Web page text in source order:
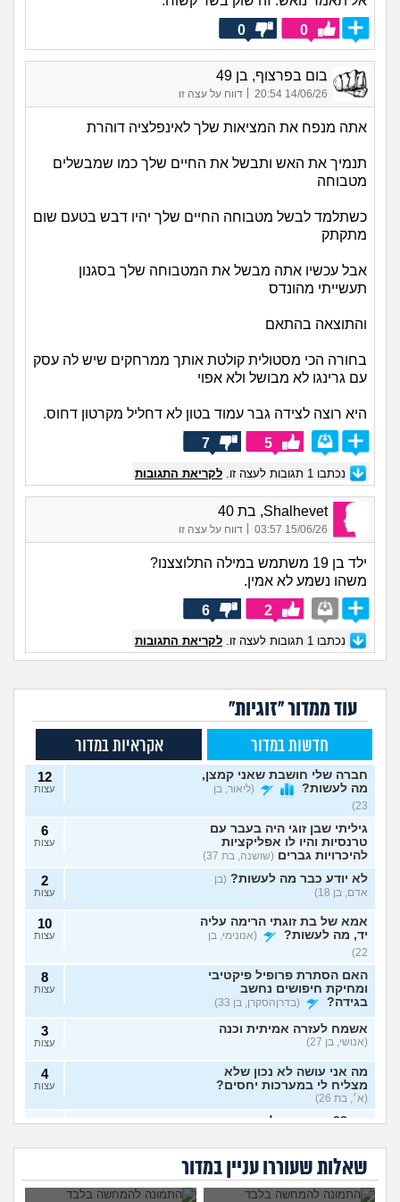
0
0
בום בפרצוף, בן 49
14/06/26 20:54
| דווח על עצה זו
אתה מנפח את המציאות שלך לאינפלציה דוהרת
תנמיך את האש ותבשל את החיים שלך כמו שמבשלים
מטבוחה
כשתלמד לבשל מטבוחה החיים שלך יהיו דבש בטעם שום
מתקתק
אבל עכשיו אתה מבשל את המטבוחה שלך בסגנון
תעשייתי מהונדס
והתוצאה בהתאם
בחורה הכי מסטולית קולטת אותך ממרחקים שיש לה עסק
עם גרינגו לא מבושל ולא אפוי
היא רוצה לצידה גבר עמוד בטון לא דחליל מקרטון דחוס.
5
7
נכתבו 1 תגובות לעצה זו. לקריאת התגובות
Shalhevet, בת 40
15/06/26 03:57 דווח על עצה זו
ילד בן 19 משתמש במילה התלוצצנו?
משהו נשמע לא אמין.
2
6
נכתבו 1 תגובות לעצה זו. לקריאת התגובות
עוד ממדור "זוגיות"
חדשות במדור אקראיות במדור
חברה שלי חושבת שאני קמצן,
מה לעשות?
(ליאור, בן
23)
12
עצות
גיליתי שבן זוגי היה בעבר עם
טרנסיות והיו לו אפליקציות
להיכרויות גברים (שושנה, בת 37)
6
עצות
לא יודע כבר מה לעשות? (בן
אדם, בן 18)
2
עצות
אמא של בת זוגתי הרימה עליה
יד, מה לעשות?
(אנונימי, בן
22)
10
עצות
האם הסתרת פרופיל פיקטיבי
ומחיקת חיפושים נחשב
בגידה?
(בדרןהסקרן, בן 33)
8
עצות
אשמח לעזרה אמיתית וכנה
(אנושי, בן 27)
3
עצות
מה אני עושה לא נכון שלא
מצליח לי במערכות יחסים?
(א׳, בת 26)
4
עצות
בת 28 ואף פעם לא הייתי
בדייט ראשון?
(רווקה, בת 28)
6
אקסית מתנהגת מוזר?
(אנונימי,
בן 33)
3
עצות
שאלות שעוררו עניין במדור
אבא של בעלי מסתכל
מה לעשות?
האם להתגרש בשביל
ריגוש?
מה לעשות עם
העובדה שאשתי
הרימה עליי ידיים?
הוא התאהב בבחורה